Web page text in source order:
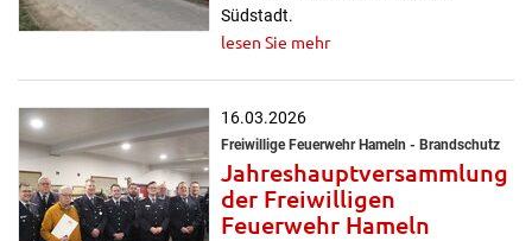
Südstadt.
lesen Sie mehr
16.03.2026
Freiwillige Feuerwehr Hameln - Brandschutz
Jahreshauptversammlung
der Freiwilligen
Feuerwehr Hameln